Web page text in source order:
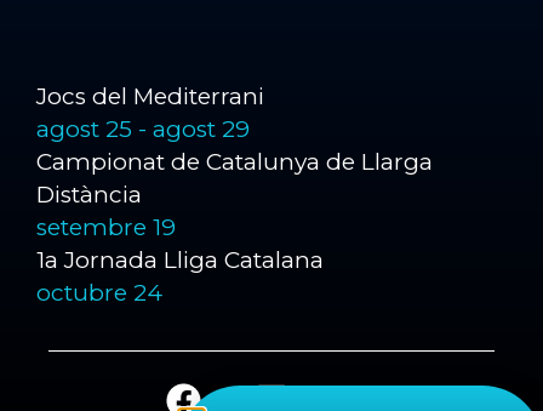
Jocs del Mediterrani
agost 25 - agost 29
Campionat de Catalunya de Llarga
Distància
setembre 19
1a Jornada Lliga Catalana
octubre 24